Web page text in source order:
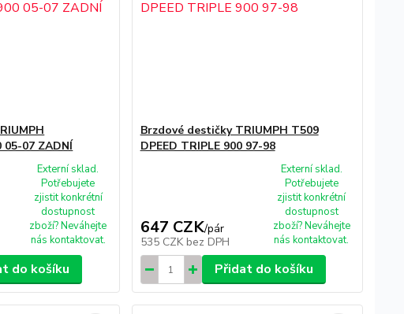
05-07 ZADNÍ
Externí sklad.
Potřebujete
zjistit konkrétní
dostupnost
zboží? Neváhejte
nás kontaktovat.
do košíku
Brzdové destičky TRIUMPH T509
DPEED TRIPLE 900 97-98
647 CZK/pár
535 CZK bez DPH
Externí sklad.
Potřebujete
zjistit konkrétní
dostupnost
zboží? Neváhejte
nás kontaktovat.
Přidat do košíku